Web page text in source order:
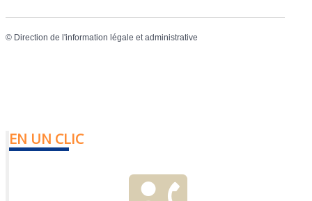
© Direction de l'information légale et administrative
EN UN CLIC